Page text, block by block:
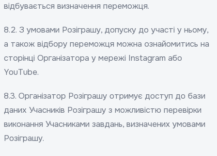
відбувається визначення переможця.
8.2. З умовами Розіграшу, допуску до участі у ньому,
а також відбору переможця можна ознайомитись на
сторінці Організатора у мережі Instagram або
YouTube.
8.3. Організатор Розіграшу отримує доступ до бази
даних Учасників Розіграшу з можливістю перевірки
виконання Учасниками завдань, визначених умовами
Розіграшу.